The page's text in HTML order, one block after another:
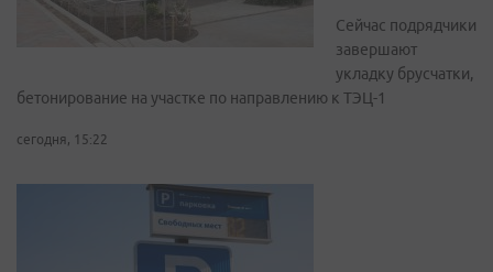
Сейчас подрядчики
завершают
укладку брусчатки,
бетонирование на участке по направлению к ТЭЦ-1
сегодня, 15:22